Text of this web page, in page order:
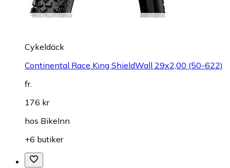
Cykeldäck
Continental Race King ShieldWall 29x2,00 (50-622)
fr.
176 kr
hos BikeInn
+6 butiker